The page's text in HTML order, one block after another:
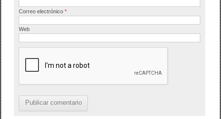
Correo electrónico*
Web